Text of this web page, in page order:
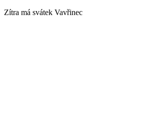
Zítra má svátek Vavřinec